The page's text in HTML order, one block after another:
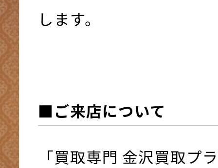
します。
■ご来店について
「買取専門 金沢買取プ